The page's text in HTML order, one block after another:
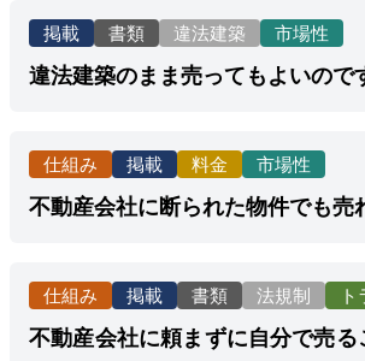
掲載 書類 違法建築 市場性
違法建築のまま売ってもよいので
仕組み 掲載 料金 市場性
不動産会社に断られた物件でも売
仕組み 掲載 書類 法規制
不動産会社に頼まずに自分で売